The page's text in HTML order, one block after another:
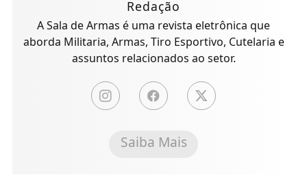
Redação
A Sala de Armas é uma revista eletrônica que
aborda Militaria, Armas, Tiro Esportivo, Cutelaria e
assuntos relacionados ao setor.
Saiba Mais